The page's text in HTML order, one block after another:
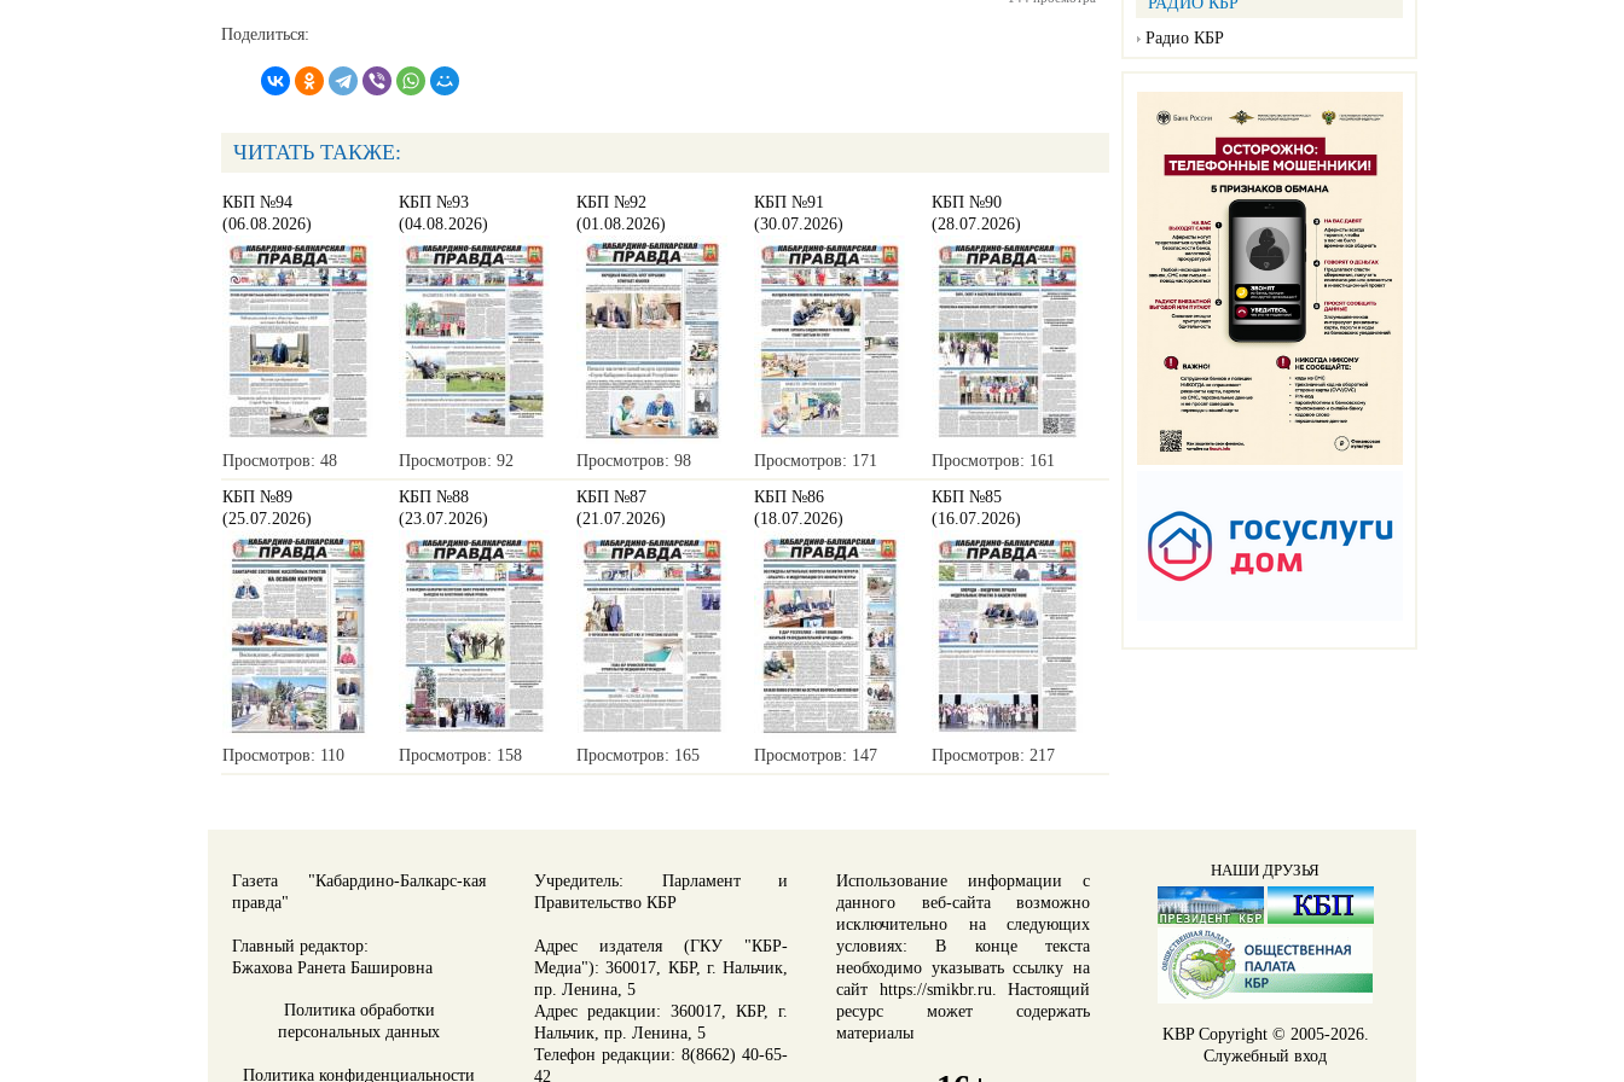
Радио КБР
Поделиться:
ЧИТАТЬ ТАКЖЕ:
КБП №94
(06.08.2026)
Просмотров: 48
КБП №93
(04.08.2026)
Просмотров: 92
КБП №92
(01.08.2026)
Просмотров: 98
КБП №91
(30.07.2026)
Просмотров: 171
КБП №90
(28.07.2026)
Просмотров: 161
КБП №89
(25.07.2026)
Просмотров: 110
КБП №88
(23.07.2026)
Просмотров: 158
КБП №87
(21.07.2026)
Просмотров: 165
КБП №86
(18.07.2026)
Просмотров: 147
КБП №85
(16.07.2026)
Просмотров: 217
Газета "Кабардино-Балкарс-кая
правда"
Главный редактор:
Бжахова Ранета Башировна
Политика обработки
персональных данных
Политика конфиденциальности
Учредитель: Парламент и
Правительство КБР
Адрес издателя (ГКУ "КБР-
Медиа"): 360017, КБР, г. Нальчик,
пр. Ленина, 5
Адрес редакции: 360017, КБР, г.
Нальчик, пр. Ленина, 5
Телефон редакции: 8(8662) 40-65-
42
Использование информации с
данного веб-сайта возможно
исключительно на следующих
условиях: В конце текста
необходимо указывать ссылку на
сайт https://smikbr.ru. Настоящий
ресурс может содержать
материалы
НАШИ ДРУЗЬЯ
KBPCopyright © 2005-2026.
Служебный вход